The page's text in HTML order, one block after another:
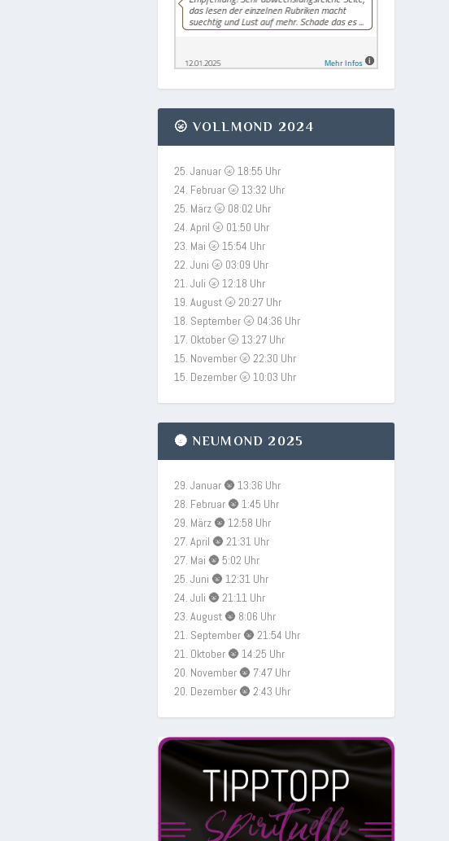
🌝 VOLLMOND 2024
25. Januar 🌝 18:55 Uhr
24. Februar 🌝 13:32 Uhr
25. März 🌝 08:02 Uhr
24. April 🌝 01:50 Uhr
23. Mai 🌝 15:54 Uhr
22. Juni 🌝 03:09 Uhr
21. Juli 🌝 12:18 Uhr
19. August 🌝 20:27 Uhr
18. September 🌝 04:36 Uhr
17. Oktober 🌝 13:27 Uhr
15. November 🌝 22:30 Uhr
15. Dezember 🌝 10:03 Uhr
🌚 NEUMOND 2025
29. Januar 🌚 13:36 Uhr
28. Februar 🌚 1:45 Uhr
29. März 🌚 12:58 Uhr
27. April 🌚 21:31 Uhr
27. Mai 🌚 5:02 Uhr
25. Juni 🌚 12:31 Uhr
24. Juli 🌚 21:11 Uhr
23. August 🌚 8:06 Uhr
21. September 🌚 21:54 Uhr
21. Oktober 🌚 14:25 Uhr
20. November 🌚 7:47 Uhr
20. Dezember 🌚 2:43 Uhr